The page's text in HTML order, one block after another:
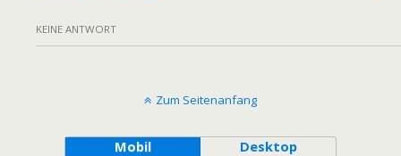
KEINE ANTWORT
Zum Seitenanfang
Mobil Desktop